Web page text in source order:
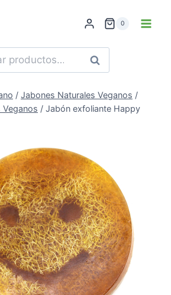
0
Buscar
/ Jabones Naturales Veganos /
/ Jabón exfoliante Happy